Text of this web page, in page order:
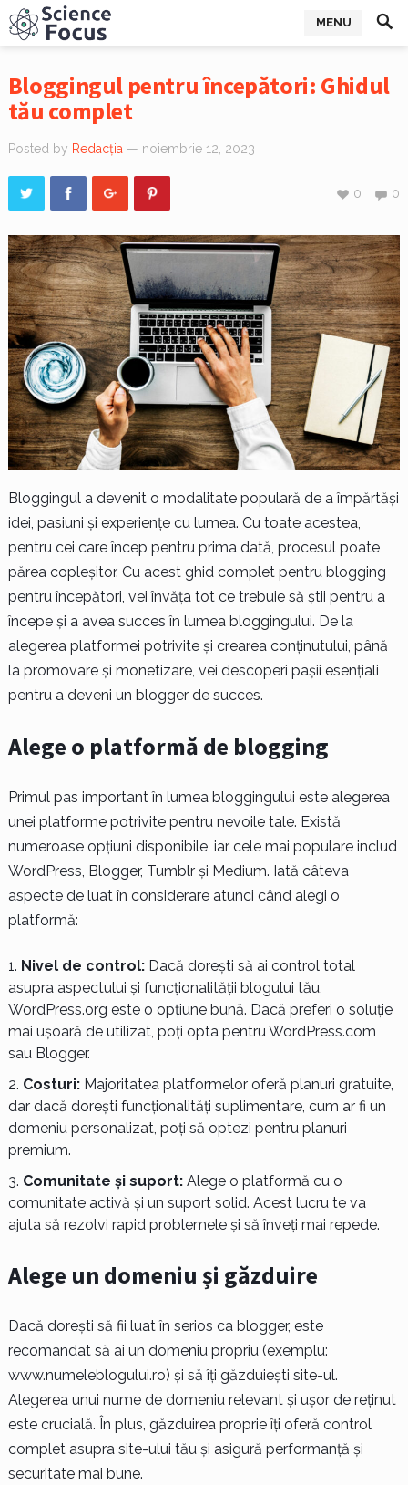
MENU
Bloggingul pentru începători: Ghidul
tău complet
Posted by Redacția — noiembrie 12, 2023
0
0
Bloggingul a devenit o modalitate populară de a împărtăși
idei, pasiuni și experiențe cu lumea. Cu toate acestea,
pentru cei care încep pentru prima dată, procesul poate
părea copleșitor. Cu acest ghid complet pentru blogging
pentru începători, vei învăța tot ce trebuie să știi pentru a
începe și a avea succes în lumea bloggingului. De la
alegerea platformei potrivite și crearea conținutului, până
la promovare și monetizare, vei descoperi pașii esențiali
pentru a deveni un blogger de succes.
Alege o platformă de blogging
Primul pas important în lumea bloggingului este alegerea
unei platforme potrivite pentru nevoile tale. Există
numeroase opțiuni disponibile, iar cele mai populare includ
WordPress, Blogger, Tumblr și Medium. Iată câteva
aspecte de luat în considerare atunci când alegi o
platformă:
Nivel de control:Dacă dorești să ai control total
asupra aspectului și funcționalității blogului tău,
WordPress.org este o opțiune bună. Dacă preferi o soluție
mai ușoară de utilizat, poți opta pentru WordPress.com
sau Blogger.
Costuri:Majoritatea platformelor oferă planuri gratuite,
dar dacă dorești funcționalități suplimentare, cum ar fi un
domeniu personalizat, poți să optezi pentru planuri
premium.
Comunitate și suport:Alege o platformă cu o
comunitate activă și un suport solid. Acest lucru te va
ajuta să rezolvi rapid problemele și să înveți mai repede.
Alege un domeniu și găzduire
Dacă dorești să fii luat în serios ca blogger, este
recomandat să ai un domeniu propriu (exemplu:
www.numeleblogului.ro) și să îți găzduiești site-ul.
Alegerea unui nume de domeniu relevant și ușor de reținut
este crucială. În plus, găzduirea proprie îți oferă control
complet asupra site-ului tău și asigură performanță și
securitate mai bune.